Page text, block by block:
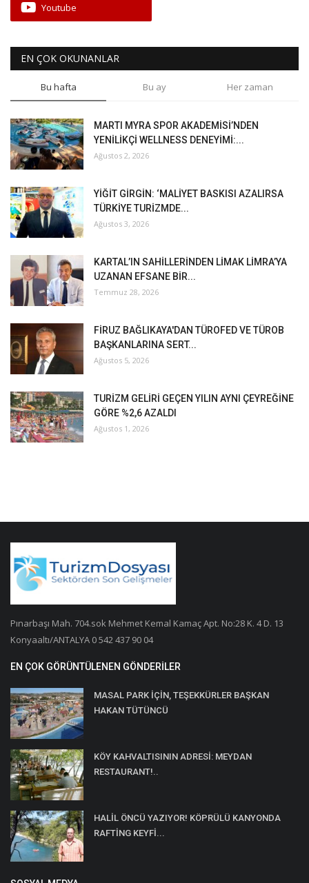
Youtube
EN ÇOK OKUNANLAR
Bu hafta Bu ay Her zaman
MARTI MYRA SPOR AKADEMİSİ’NDEN
YENİLİKÇİ WELLNESS DENEYİMİ:...
Ağustos 2, 2026
YİĞİT GİRGİN: ‘MALİYET BASKISI AZALIRSA
TÜRKİYE TURİZMDE...
Ağustos 3, 2026
KARTAL’IN SAHİLLERİNDEN LİMAK LİMRA’YA
UZANAN EFSANE BİR...
Temmuz 28, 2026
FİRUZ BAĞLIKAYA'DAN TÜROFED VE TÜROB
BAŞKANLARINA SERT...
Ağustos 5, 2026
TURİZM GELİRİ GEÇEN YILIN AYNI ÇEYREĞİNE
GÖRE %2,6 AZALDI
Ağustos 1, 2026
Pınarbaşı Mah. 704.sok Mehmet Kemal Kamaç Apt. No:28 K. 4 D. 13
Konyaaltı/ANTALYA 0 542 437 90 04
EN ÇOK GÖRÜNTÜLENEN GÖNDERILER
MASAL PARK İÇİN, TEŞEKKÜRLER BAŞKAN
HAKAN TÜTÜNCÜ
KÖY KAHVALTISININ ADRESİ: MEYDAN
RESTAURANT!..
HALİL ÖNCÜ YAZIYOR! KÖPRÜLÜ KANYONDA
RAFTİNG KEYFİ...